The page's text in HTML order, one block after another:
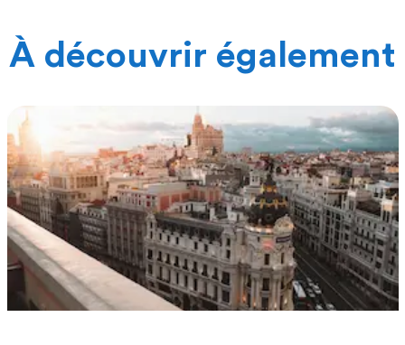
À découvrir également